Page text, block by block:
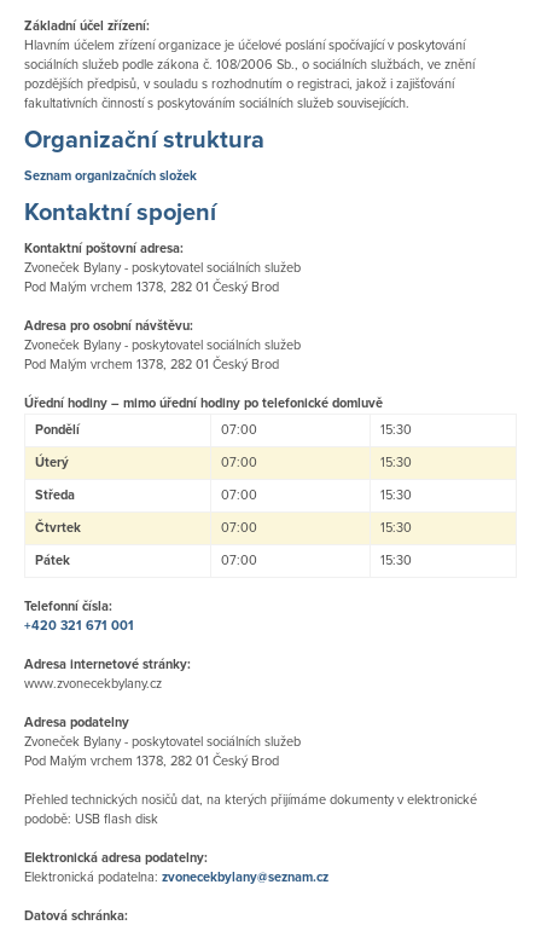
Základní účel zřízení:
Hlavním účelem zřízení organizace je účelové poslání spočívající v poskytování
sociálních služeb podle zákona č. 108/2006 Sb., o sociálních službách, ve znění
pozdějších předpisů, v souladu s rozhodnutím o registraci, jakož i zajišťování
fakultativních činností s poskytováním sociálních služeb souvisejících.
Organizační struktura
Seznam organizačních složek
Kontaktní spojení
Kontaktní poštovní adresa:
Zvoneček Bylany - poskytovatel sociálních služeb
​Pod Malým vrchem 1378, 282 01 Český Brod
Adresa pro osobní návštěvu:
Zvoneček Bylany - poskytovatel sociálních služeb
Pod Malým vrchem 1378, 282 01 Český Brod
Úřední hodiny – mimo úřední hodiny po telefonické domluvě
Pondělí
07:00 15:30
Úterý 07:00 15:30
Středa 07:00 15:30
Čtvrtek 07:00 15:30
Pátek 07:00 15:30
Telefonní čísla:
+420 321 671 001
Adresa internetové stránky:
www.zvonecekbylany.cz
Adresa podatelny
Zvoneček Bylany - poskytovatel sociálních služeb
Pod Malým vrchem 1378, 282 01 Český Brod
Přehled technických nosičů dat, na kterých přijímáme dokumenty v elektronické
podobě: USB flash disk
Elektronická adresa podatelny:
Elektronická podatelna: zvonecekbylany@seznam.cz
Datová schránka: